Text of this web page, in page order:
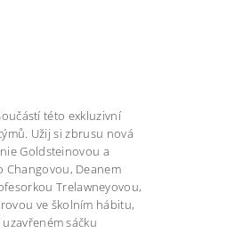
této exkluzivní
Užij si zbrusu nová
Goldsteinovou a
Changovou, Deanem
Trelawneyovou,
ve školním hábitu,
sáčku